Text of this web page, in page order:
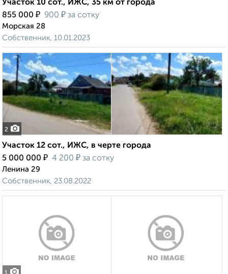
Участок 10 сот., ИЖС, 35 км от города
855 000 ₽ 900 ₽ за сотку
Морская 28
Собственник, 10.01.2023
2
Участок 12 сот., ИЖС, в черте города
5 000 000 ₽ 4 200 ₽ за сотку
Ленина 29
Собственник, 23.08.2022